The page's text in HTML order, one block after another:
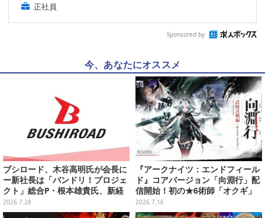
正社員
Sponsored by
今、あなたにオススメ
ブシロード、木谷高明氏が会長に
ー新社長は「バンドリ！プロジェ
クト」総合P・根本雄貴氏、新経
営体制が発表
2026.7.28
『アークナイツ：エンドフィール
ド』コアバージョン「向淵行」配
信開始！初の★6術師「オクギ」
やガス工業など過去最大規模のア
ップデート
2026.7.16